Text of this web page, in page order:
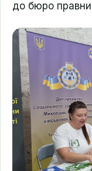
до бюро